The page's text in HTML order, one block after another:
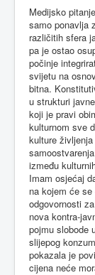
Medijsko
samo ponavlja
različitih sfera
pa je ostao
počinje
svijetu na
bitna.
u strukturi
koji je pravi
kulturnom sve
kulture
između
Imam osjećaj
na kojem će
odgovornosti
nova kontra-
pojmu slobode
slijepog
pokazala je
cijena neće